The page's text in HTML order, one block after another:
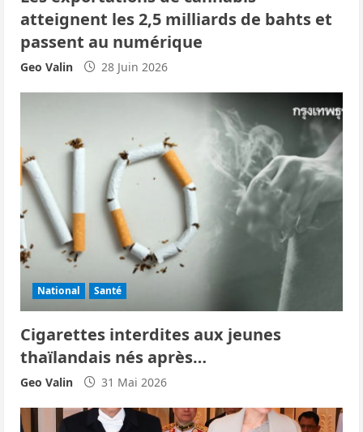
i
c
e
atteignent les 2,5 milliards de bahts et
passent au numérique
Geo Valin 28 Juin 2026
National Santé
Cigarettes interdites aux jeunes
thaïlandais nés après…
Geo Valin 31 Mai 2026